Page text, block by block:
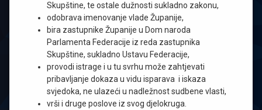
Skupštine, te ostale dužnosti sukladno zakonu,
odobrava imenovanje vlade Županije,
bira zastupnike Županije u Dom naroda
Parlamenta Federacije iz reda zastupnika
Skupštine, sukladno Ustavu Federacije,
provodi istrage i u tu svrhu može zahtjevati
pribavljanje dokaza u vidu isparava i iskaza
svjedoka, ne ulazeći u nadležnost sudbene vlasti,
vrši i druge poslove iz svog djelokruga.